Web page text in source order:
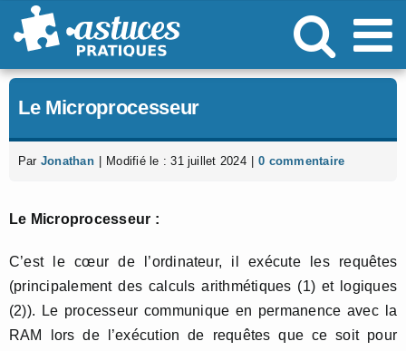
Passer
au
Le Microprocesseur
Par Jonathan Modifié le : 31 juillet 2024 0 commentaire
Le Microprocesseur :
C’est le cœur de l’ordinateur, il exécute les requêtes
(principalement des calculs arithmétiques (1) et logiques
(2)). Le processeur communique en permanence avec la
RAM lors de l’exécution de requêtes que ce soit pour